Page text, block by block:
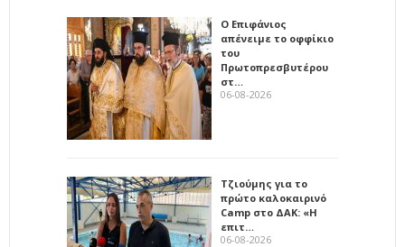
Ο Επιφάνιος
απένειμε το οφφίκιο
του
Πρωτοπρεσβυτέρου
στ…
06-08-2026
Τζιούμης για το
πρώτο καλοκαιρινό
Camp στο ΔΑΚ: «Η
επιτ…
06-08-2026